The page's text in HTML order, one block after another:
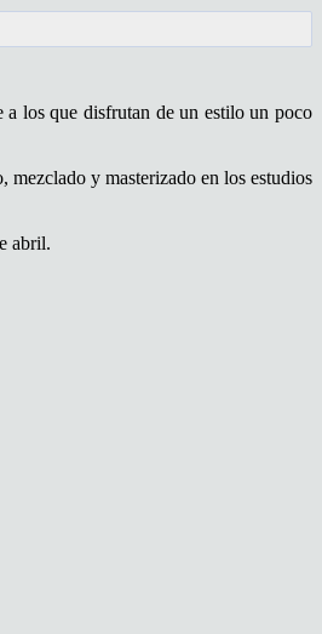
a los que disfrutan de un estilo un poco
y masterizado en los estudios
abril.